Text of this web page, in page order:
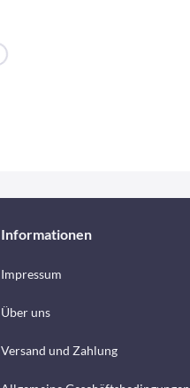
Informationen
Impressum
Über uns
Versand und Zahlung